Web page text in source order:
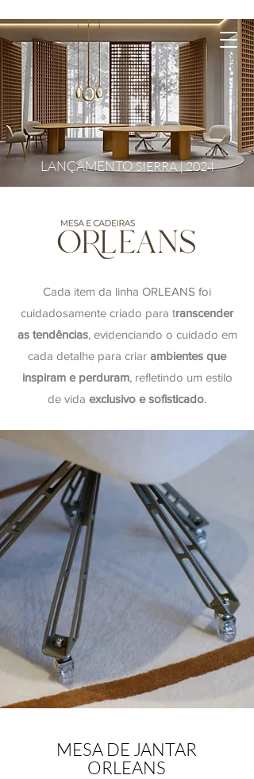
LANÇAMENTOSIERRA | 2024
Cada item da linha ORLEANS foi
cuidadosamente criado para transcender
as tendências, evidenciando o cuidado em
cada detalhe para criar ambientes que
inspiram e perduram, refletindo um estilo
de vida exclusivo e sofisticado.
MESA DE JANTAR
ORLEANS